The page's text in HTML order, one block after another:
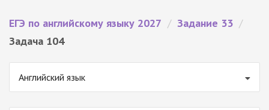
ЕГЭ по английскому языку 2027 / Задание 33 /
Задача 104
Английский язык